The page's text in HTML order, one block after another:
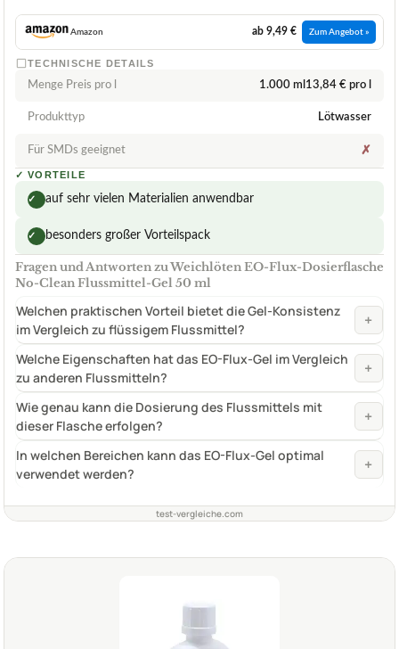
Amazon ab 9,49 € Zum Angebot »
TECHNISCHE DETAILS
Menge Preis pro l 1.000 ml13,84 € pro l
Produkttyp Lötwasser
Für SMDs geeignet ✗
✓ VORTEILE
✓ auf sehr vielen Materialien anwendbar
✓ besonders großer Vorteilspack
Fragen und Antworten zu Weichlöten EO-Flux-Dosierflasche
No-Clean Flussmittel-Gel 50 ml
Welchen praktischen Vorteil bietet die Gel-Konsistenz
im Vergleich zu flüssigem Flussmittel?
+
Welche Eigenschaften hat das EO-Flux-Gel im Vergleich
zu anderen Flussmitteln?
+
Wie genau kann die Dosierung des Flussmittels mit
dieser Flasche erfolgen?
+
In welchen Bereichen kann das EO-Flux-Gel optimal
verwendet werden?
+
test-vergleiche.com